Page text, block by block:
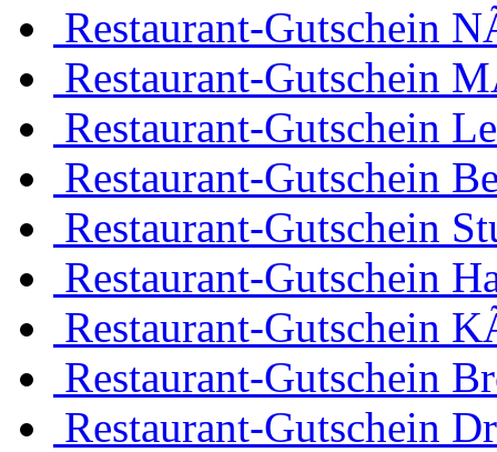
Restaurant-Gutschein
Restaurant-Gutschein
Restaurant-Gutschein
Restaurant-Gutschein
Restaurant-Gutschein
Restaurant-Gutschein
Restaurant-Gutschein
Restaurant-Gutschein
Restaurant-Gutschein